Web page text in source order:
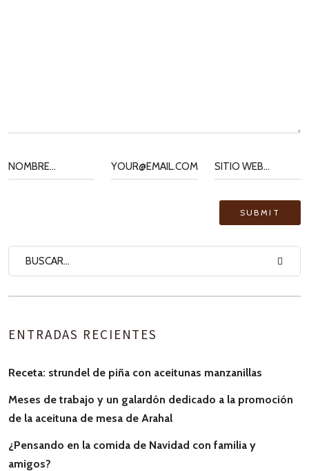
ENTRADAS RECIENTES
Receta: strundel de piña con aceitunas manzanillas
Meses de trabajo y un galardón dedicado a la promoción
de la aceituna de mesa de Arahal
¿Pensando en la comida de Navidad con familia y
amigos?